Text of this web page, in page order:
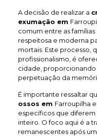
A decisão de realizar a
exumação em
comum entre as
respeitosa e moderna
mortais. Este processo,
profissionalismo, é
cidade, proporcionando
perpetuação da
É importante ressaltar
ossos em Farroupilha
específicos que
inteiro. O foco aqui é a
remanescentes após